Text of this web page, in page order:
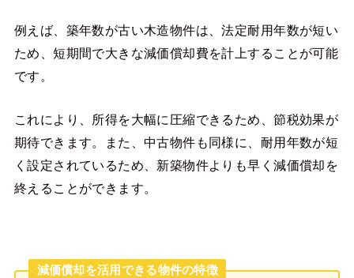
例えば、築年数が古い木造物件は、法定耐用年数が短い
ため、短期間で大きな減価償却費を計上することが可能
です。
これにより、所得を大幅に圧縮できるため、節税効果が
期待できます。また、中古物件も同様に、耐用年数が短
く設定されているため、新築物件よりも早く減価償却を
終えることができます。
減価償却を活用できる物件の特徴